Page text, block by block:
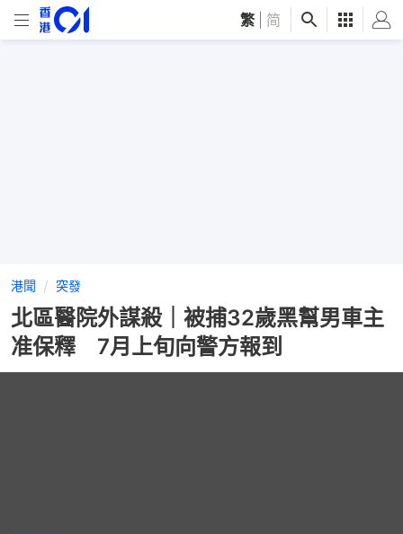
繁 简
港聞 突發
北區醫院外謀殺｜被捕32歲黑幫男車主
准保釋 7月上旬向警方報到